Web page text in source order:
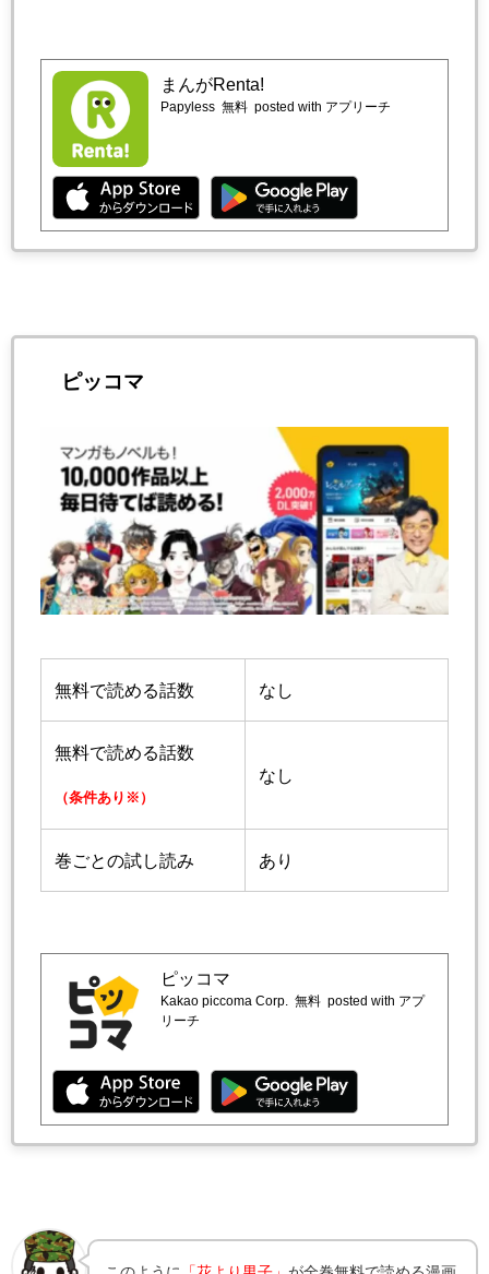
まんがRenta!
Papyless 無料 posted with アプリーチ
ピッコマ
無料で読める話数 なし
無料で読める話数
（条件あり※）
なし
巻ごとの試し読み あり
ピッコマ
Kakao piccoma Corp. 無料 posted with アプ
リーチ